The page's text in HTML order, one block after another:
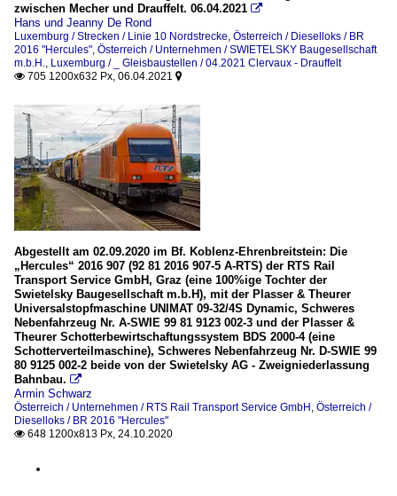
zwischen Mecher und Drauffelt. 06.04.2021 
Hans und Jeanny De Rond
Luxemburg / Strecken / Linie 10 Nordstrecke, Österreich / Dieselloks / BR
2016 "Hercules", Österreich / Unternehmen / SWIETELSKY Baugesellschaft
m.b.H., Luxemburg / _ Gleisbaustellen / 04.2021 Clervaux - Drauffelt
 705 1200x632 Px, 06.04.2021 
Abgestellt am 02.09.2020 im Bf. Koblenz-Ehrenbreitstein: Die
„Hercules“ 2016 907 (92 81 2016 907-5 A-RTS) der RTS Rail
Transport Service GmbH, Graz (eine 100%ige Tochter der
Swietelsky Baugesellschaft m.b.H), mit der Plasser & Theurer
Universalstopfmaschine UNIMAT 09-32/4S Dynamic, Schweres
Nebenfahrzeug Nr. A-SWIE 99 81 9123 002-3 und der Plasser &
Theurer Schotterbewirtschaftungssystem BDS 2000-4 (eine
Schotterverteilmaschine), Schweres Nebenfahrzeug Nr. D-SWIE 99
80 9125 002-2 beide von der Swietelsky AG - Zweigniederlassung
Bahnbau. 
Armin Schwarz
Österreich / Unternehmen / RTS Rail Transport Service GmbH , Österreich /
Dieselloks / BR 2016 "Hercules"
 648 1200x813 Px, 24.10.2020